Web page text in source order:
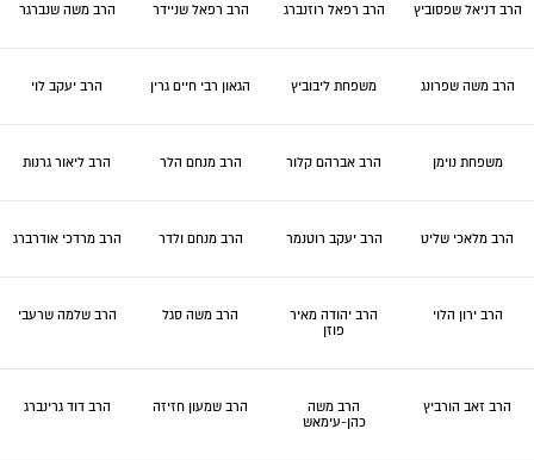
הרב דניאל שפסוביץ הרב רפאל רוזנברג הרב רפאל שניידר הרב משה שנברגר
הרב משה שפרונג משפחת ליבוביץ הגאון רבי חיים גרין הרב יעקב לוי
משפחת נוימן הרב אברהם קלור הרב מנחם הלר הרב ליאור גרנות
הרב מלאכי שליט הרב יעקב רוטנמר הרב מנחם ולדר הרב מרדכי אודרברג
הרב ירון הלוי
הרב יהודה מאיר
פוזן
הרב משה סגל הרב שלמה שרעבי
הרב זאב הורביץ
הרב משה
כהן-עימאש
הרב שמעון חזיזה הרב דוד גרינברג